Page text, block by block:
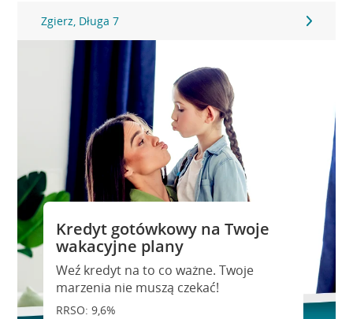
Zgierz, Długa 7
Kredyt gotówkowy na Twoje
wakacyjne plany
Weź kredyt na to co ważne. Twoje
marzenia nie muszą czekać!
RRSO: 9,6%